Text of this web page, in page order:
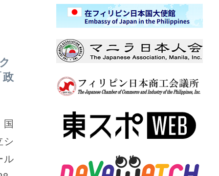
シ
ル